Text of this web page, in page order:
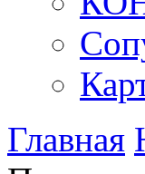
Главная